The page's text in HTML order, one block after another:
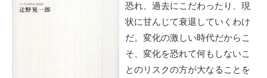
恐れ、過去にこだわったり、現
状に甘んじて衰退していくわけ
だ。変化の激しい時代だからこ
そ、変化を恐れて何もしないこ
とのリスクの方が大なることを